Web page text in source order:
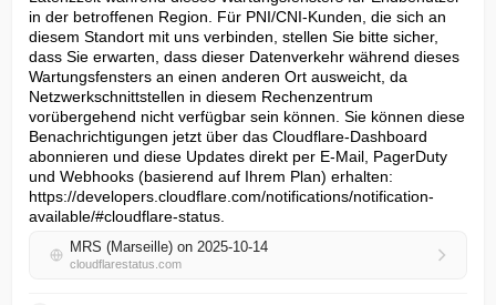
in der betroffenen Region. Für PNI/CNI-Kunden, die sich an
diesem Standort mit uns verbinden, stellen Sie bitte sicher,
dass Sie erwarten, dass dieser Datenverkehr während dieses
Wartungsfensters an einen anderen Ort ausweicht, da
Netzwerkschnittstellen in diesem Rechenzentrum
vorübergehend nicht verfügbar sein können. Sie können diese
Benachrichtigungen jetzt über das Cloudflare-Dashboard
abonnieren und diese Updates direkt per E-Mail, PagerDuty
und Webhooks (basierend auf Ihrem Plan) erhalten:
https://developers.cloudflare.com/notifications/notification-
available/#cloudflare-status.
MRS (Marseille) on 2025-10-14
cloudflarestatus.com